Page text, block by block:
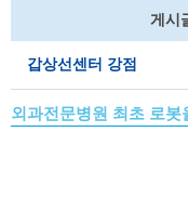
게시
갑상선센터 강점
외과전문병원 최초 로봇